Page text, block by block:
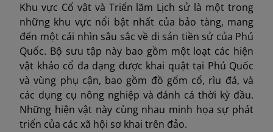
Khu vực Cổ vật và Triển lãm Lịch sử là một trong
những khu vực nổi bật nhất của bảo tàng, mang
đến một cái nhìn sâu sắc về di sản tiền sử của Phú
Quốc. Bộ sưu tập này bao gồm một loạt các hiện
vật khảo cổ đa dạng được khai quật tại Phú Quốc
và vùng phụ cận, bao gồm đồ gốm cổ, rìu đá, và
các dụng cụ nông nghiệp và đánh cá thời kỳ đầu.
Những hiện vật này cùng nhau minh họa sự phát
triển của các xã hội sơ khai trên đảo.